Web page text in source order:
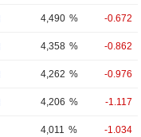
4,490 % -0.672
4,358 % -0.862
4,262 % -0.976
4,206 % -1.117
4,011 % -1.034